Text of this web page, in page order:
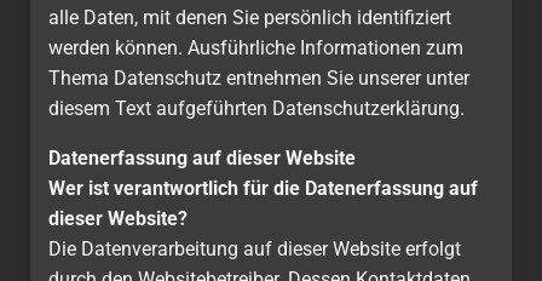
alle Daten, mit denen Sie persönlich identifiziert
werden können. Ausführliche Informationen zum
Thema Datenschutz entnehmen Sie unserer unter
diesem Text aufgeführten Datenschutzerklärung.
Datenerfassung auf dieser Website
Wer ist verantwortlich für die Datenerfassung auf
dieser Website?
Die Datenverarbeitung auf dieser Website erfolgt